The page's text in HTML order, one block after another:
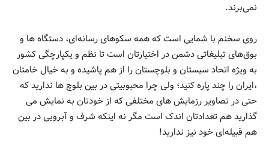
نمی‌برند.
روی سخنم با شمایی است که همه سکوهای رسانه‌ای، دستگاه ها و
بوق‌‌های تبلیغاتی دشمن در اختیارتان است تا نظم و یکپارچگی کشور
به ویژه اتحاد سیستان و بلوچستان را از هم پاشیده و به خیال خامتان
،ایران را چند پاره کنید؛ ولی چرا محبوبیتی در بین بلوچ ها ندارید که
حتی در تصاویر رزمایش های مختلفی که از خودتان به نمایش می
گذارید هم تعدادتان اندک است مگر نه اینکه شرف و آبرویی در بین
هم قبیله‌ای خود نیز ندارید!